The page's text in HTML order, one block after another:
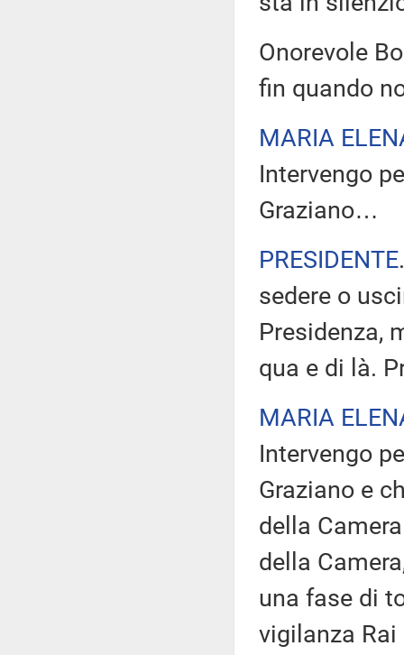
Onorevole
fin quando
MARIA
Intervengo
Graziano…
PRESIDENTE
sedere o
Presidenza,
qua e di là.
MARIA
Intervengo
Graziano e
della
della
una fase di
vigilanza